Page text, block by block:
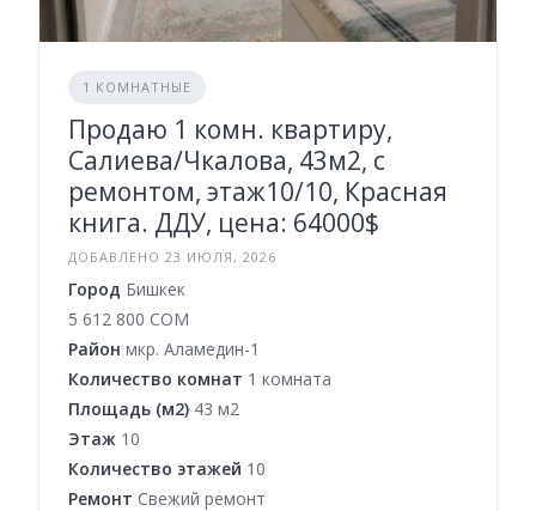
1 КОМНАТНЫЕ
Продаю 1 комн. квартиру,
Салиева/Чкалова, 43м2, с
ремонтом, этаж10/10, Красная
книга. ДДУ, цена: 64000$
ДОБАВЛЕНО 23 ИЮЛЯ, 2026
Город Бишкек
5 612 800 COM
Район мкр. Аламедин-1
Количество комнат 1 комната
Площадь (м2) 43 м2
Этаж 10
Количество этажей 10
Ремонт Свежий ремонт